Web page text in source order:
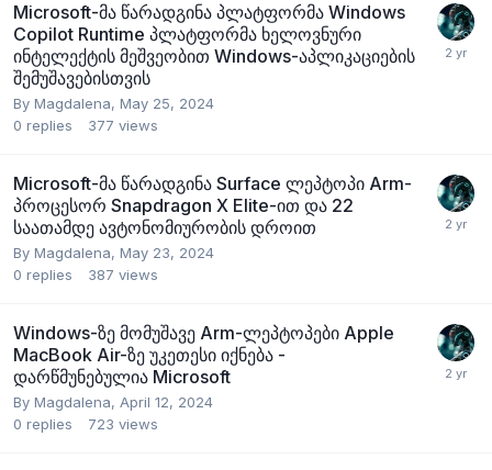
Microsoft-მა წარადგინა პლატფორმა Windows
Copilot Runtime პლატფორმა ხელოვნური
ინტელექტის მეშვეობით Windows-აპლიკაციების
შემუშავებისთვის
By Magdalena, May 25, 2024
0 replies 377 views
Microsoft-მა წარადგინა Surface ლეპტოპი Arm-
პროცესორ Snapdragon X Elite-ით და 22
საათამდე ავტონომიურობის დროით
By Magdalena, May 23, 2024
0 replies 387 views
Windows-ზე მომუშავე Arm-ლეპტოპები Apple
MacBook Air-ზე უკეთესი იქნება -
დარწმუნებულია Microsoft
By Magdalena, April 12, 2024
0 replies 723 views